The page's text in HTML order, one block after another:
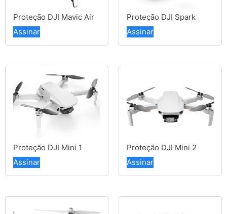
Proteção DJI Mavic Air
Assinar
Proteção DJI Spark
Assinar
Proteção DJI Mini 1
Assinar
Proteção DJI Mini 2
Assinar